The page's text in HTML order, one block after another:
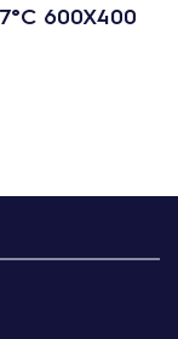
600X400